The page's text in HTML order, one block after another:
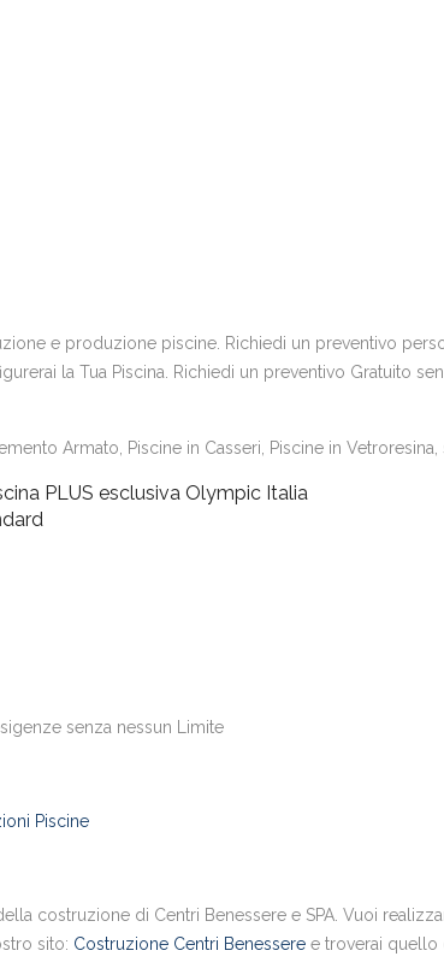
e produzione piscine. Richiedi un preventivo
la Tua Piscina. Richiedi un preventivo Gratuito
Armato, Piscine in Casseri, Piscine in
PLUS esclusiva Olympic Italia
senza nessun Limite
Piscine
costruzione di Centri Benessere e SPA. Vuoi
sito: Costruzione Centri Benessere e troverai quello